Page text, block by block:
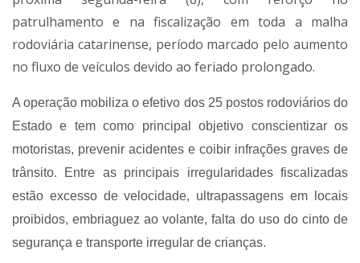
patrulhamento e na fiscalização em toda a malha
rodoviária catarinense, período marcado pelo aumento
no fluxo de veículos devido ao feriado prolongado.
A operação mobiliza o efetivo dos 25 postos rodoviários do
Estado e tem como principal objetivo conscientizar os
motoristas, prevenir acidentes e coibir infrações graves de
trânsito. Entre as principais irregularidades fiscalizadas
estão excesso de velocidade, ultrapassagens em locais
proibidos, embriaguez ao volante, falta do uso do cinto de
segurança e transporte irregular de crianças.